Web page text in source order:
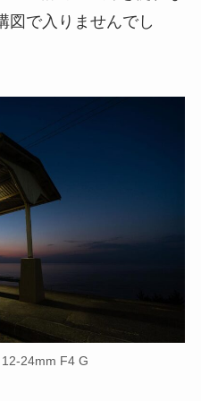
図で入りませんでし
24mm F4 G